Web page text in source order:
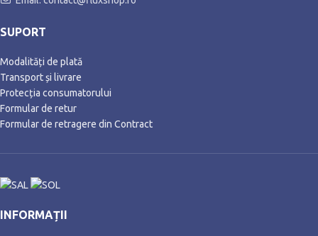
SUPORT
Modalități de plată
Transport și livrare
Protecția consumatorului
Formular de retur
Formular de retragere din Contract
INFORMAȚII